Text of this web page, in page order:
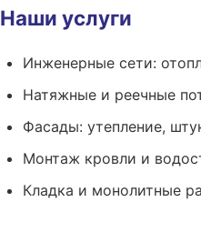
Наши услуги
Инженерные сети:
Натяжные и реечные
Фасады: утепление,
Монтаж кровли и
Кладка и монолитные